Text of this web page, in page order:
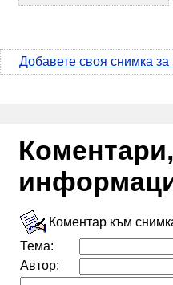
Добавете своя снимка
Коментар към
Тема:
Автор: